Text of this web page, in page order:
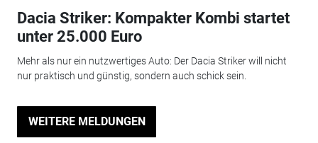
Dacia Striker: Kompakter Kombi startet
unter 25.000 Euro
Mehr als nur ein nutzwertiges Auto: Der Dacia Striker will nicht
nur praktisch und günstig, sondern auch schick sein.
WEITERE MELDUNGEN